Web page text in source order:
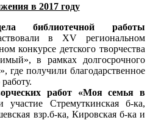
в 2017 году
библиотечной работы
в XV региональном
конкурсе детского творчества
в рамках долгосрочного
где получили благодарственное
работ «Моя семья в
участие Стремуткинская б-ка,
взр.б-ка, Кировская б-ка и